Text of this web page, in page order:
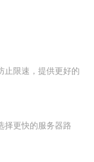
止限速，提供更好的
择更快的服务器路